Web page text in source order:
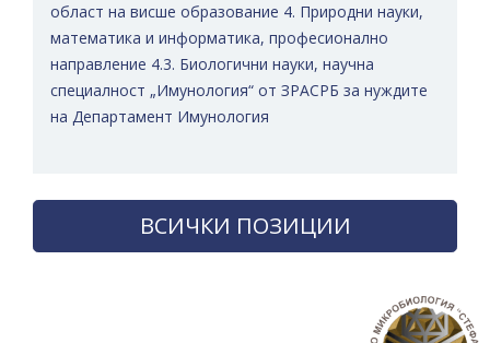
област на висше образование 4. Природни науки,
математика и информатика, професионално
направление 4.3. Биологични науки, научна
специалност „Имунология“ от ЗРАСРБ за нуждите
на Департамент Имунология
ВСИЧКИ ПОЗИЦИИ